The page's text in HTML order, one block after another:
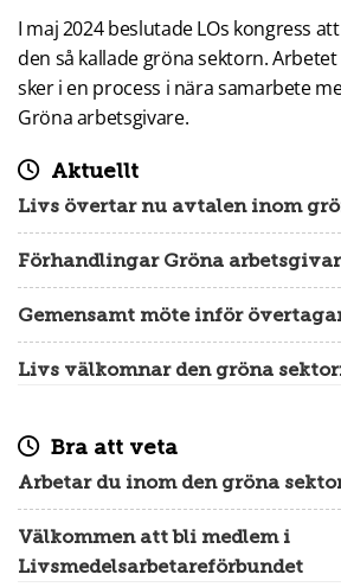
I maj 2024 beslutade LOs kongress
den så kallade gröna sektorn.
sker i en process i nära samarbete
Gröna arbetsgivare.
Aktuellt
Livs övertar nu avtalen inom
Förhandlingar Gröna
Gemensamt möte inför
Livs välkomnar den gröna
Bra att veta
Arbetar du inom den gröna
Välkommen att bli medlem i
Livsmedelsarbetareförbundet